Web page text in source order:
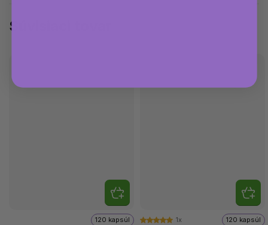
Súvisiaci tovar
120 kapsúl 1x 120 kapsúl